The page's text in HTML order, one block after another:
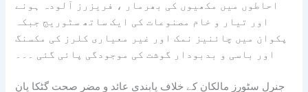
احاطوں میں مکھیوں کی بھرمار ، فریزرز آلودہ ہونے
اور تیار و خام مصنوعات کی ایک ساتھ سٹوریج جبکہ
پکوان میں چائنیز نمک اور غیر معیاری کلرز کی مکسنگ
اور باسی و بدبودار گوشت کی موجودگی پائی گئی ۔۔۔
جنرل سٹورز مالکان کے خلاف پابندی عائد و مضر صحت گٹکا پان